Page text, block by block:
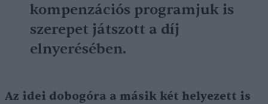
kompenzációs programjuk is
szerepet játszott a díj
elnyerésében.
Az idei dobogóra a másik két helyezett is